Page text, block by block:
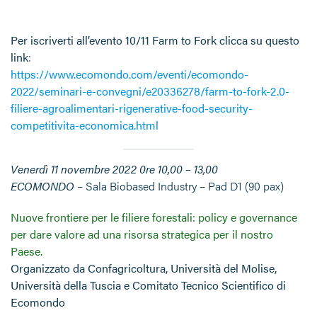
Per iscriverti all’evento 10/11 Farm to Fork clicca su questo
link:
https://www.ecomondo.com/eventi/ecomondo-
2022/seminari-e-convegni/e20336278/farm-to-fork-2.0-
filiere-agroalimentari-rigenerative-food-security-
competitivita-economica.html
Venerdì 11 novembre 2022 0re 10,00 – 13,00
ECOMONDO – Sala Biobased Industry – Pad D1 (90 pax)
Nuove frontiere per le filiere forestali: policy e governance
per dare valore ad una risorsa strategica per il nostro
Paese.
Organizzato da Confagricoltura, Università del Molise,
Università della Tuscia e Comitato Tecnico Scientifico di
Ecomondo